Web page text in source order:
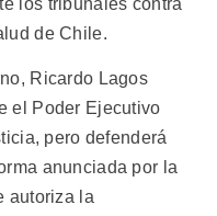
los tribunales contra
de Chile.
Ricardo Lagos
el Poder Ejecutivo
pero defenderá
anunciada por la
autoriza la